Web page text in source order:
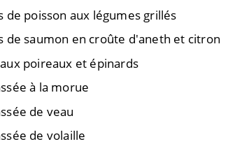
de poisson aux légumes grillés
de saumon en croûte d'aneth et citron
poireaux et épinards
à la morue
de veau
de volaille